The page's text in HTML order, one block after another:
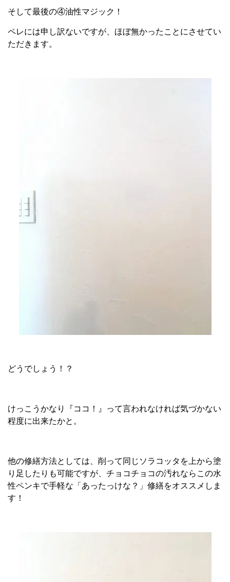
そして最後の④油性マジック！
ペレには申し訳ないですが、ほぼ無かったことにさせてい
ただきます。
どうでしょう！？
けっこうかなり『ココ！』って言われなければ気づかない
程度に出来たかと。
他の修繕方法としては、削って同じソラコッタを上から塗
り足したりも可能ですが、チョコチョコの汚れならこの水
性ペンキで手軽な「あったっけな？」修繕をオススメしま
す！